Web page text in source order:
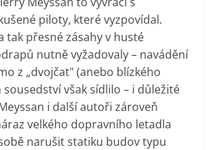
piloty, které vyzpovídal.
tak přesné zásahy v husté
nutně vyžadovaly – navádění
z „dvojčat" (anebo blízkého
sousedství však sídlilo – i důležité
i další autoři zároveň
velkého dopravního letadla
narušit statiku budov typu